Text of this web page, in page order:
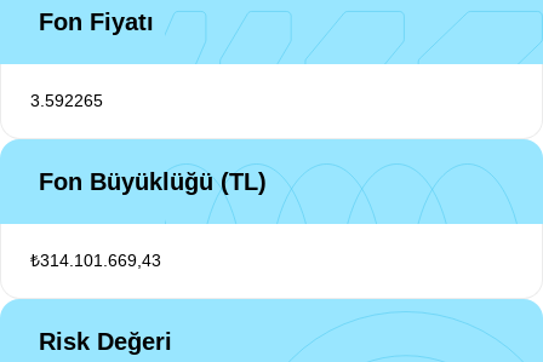
Fon Fiyatı
3.592265
Fon Büyüklüğü (TL)
₺314.101.669,43
Risk Değeri